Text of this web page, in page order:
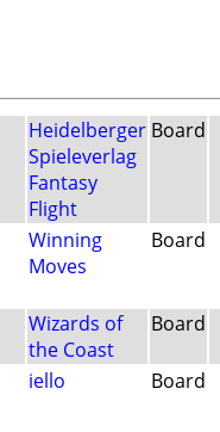
Heidelberger
Spieleverlag
Fantasy
Flight
Board
Winning
Moves
Board
Wizards of
the Coast
Board
iello Board